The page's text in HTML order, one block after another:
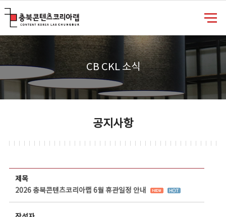
CB CKL 소식
공지사항
제목
2026 충북콘텐츠코리아랩 6월 휴관일정 안내